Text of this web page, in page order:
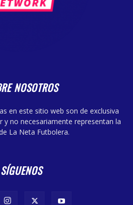
NOSOTROS
en este sitio web son de exclusiva
y no necesariamente representan la
La Neta Futbolera.
SÍGUENOS